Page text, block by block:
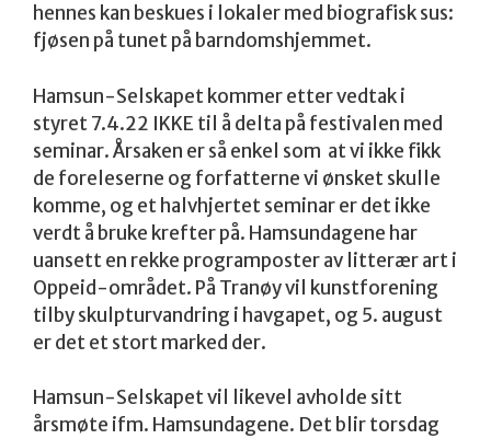
hennes kan beskues i lokaler med biografisk sus:
fjøsen på tunet på barndomshjemmet.
Hamsun-Selskapet kommer etter vedtak i
styret 7.4.22 IKKE til å delta på festivalen med
seminar. Årsaken er så enkel som at vi ikke fikk
de foreleserne og forfatterne vi ønsket skulle
komme, og et halvhjertet seminar er det ikke
verdt å bruke krefter på. Hamsundagene har
uansett en rekke programposter av litterær art i
Oppeid-området. På Tranøy vil kunstforening
tilby skulpturvandring i havgapet, og 5. august
er det et stort marked der.
Hamsun-Selskapet vil likevel avholde sitt
årsmøte ifm. Hamsundagene. Det blir torsdag